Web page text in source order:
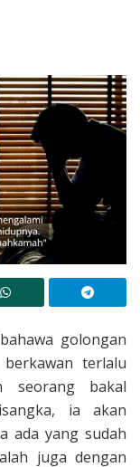
golongan
terlalu
seorang bakal
ia akan
ada yang sudah
juga dengan